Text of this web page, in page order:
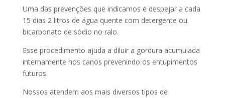
Uma das prevenções que indicamos é despejar a cada
15 dias 2 litros de água quente com detergente ou
bicarbonato de sódio no ralo.
Esse procedimento ajuda a diluir a gordura acumulada
internamente nos canos prevenindo os entupimentos
futuros.
Nossos atendem aos mais diversos tipos de